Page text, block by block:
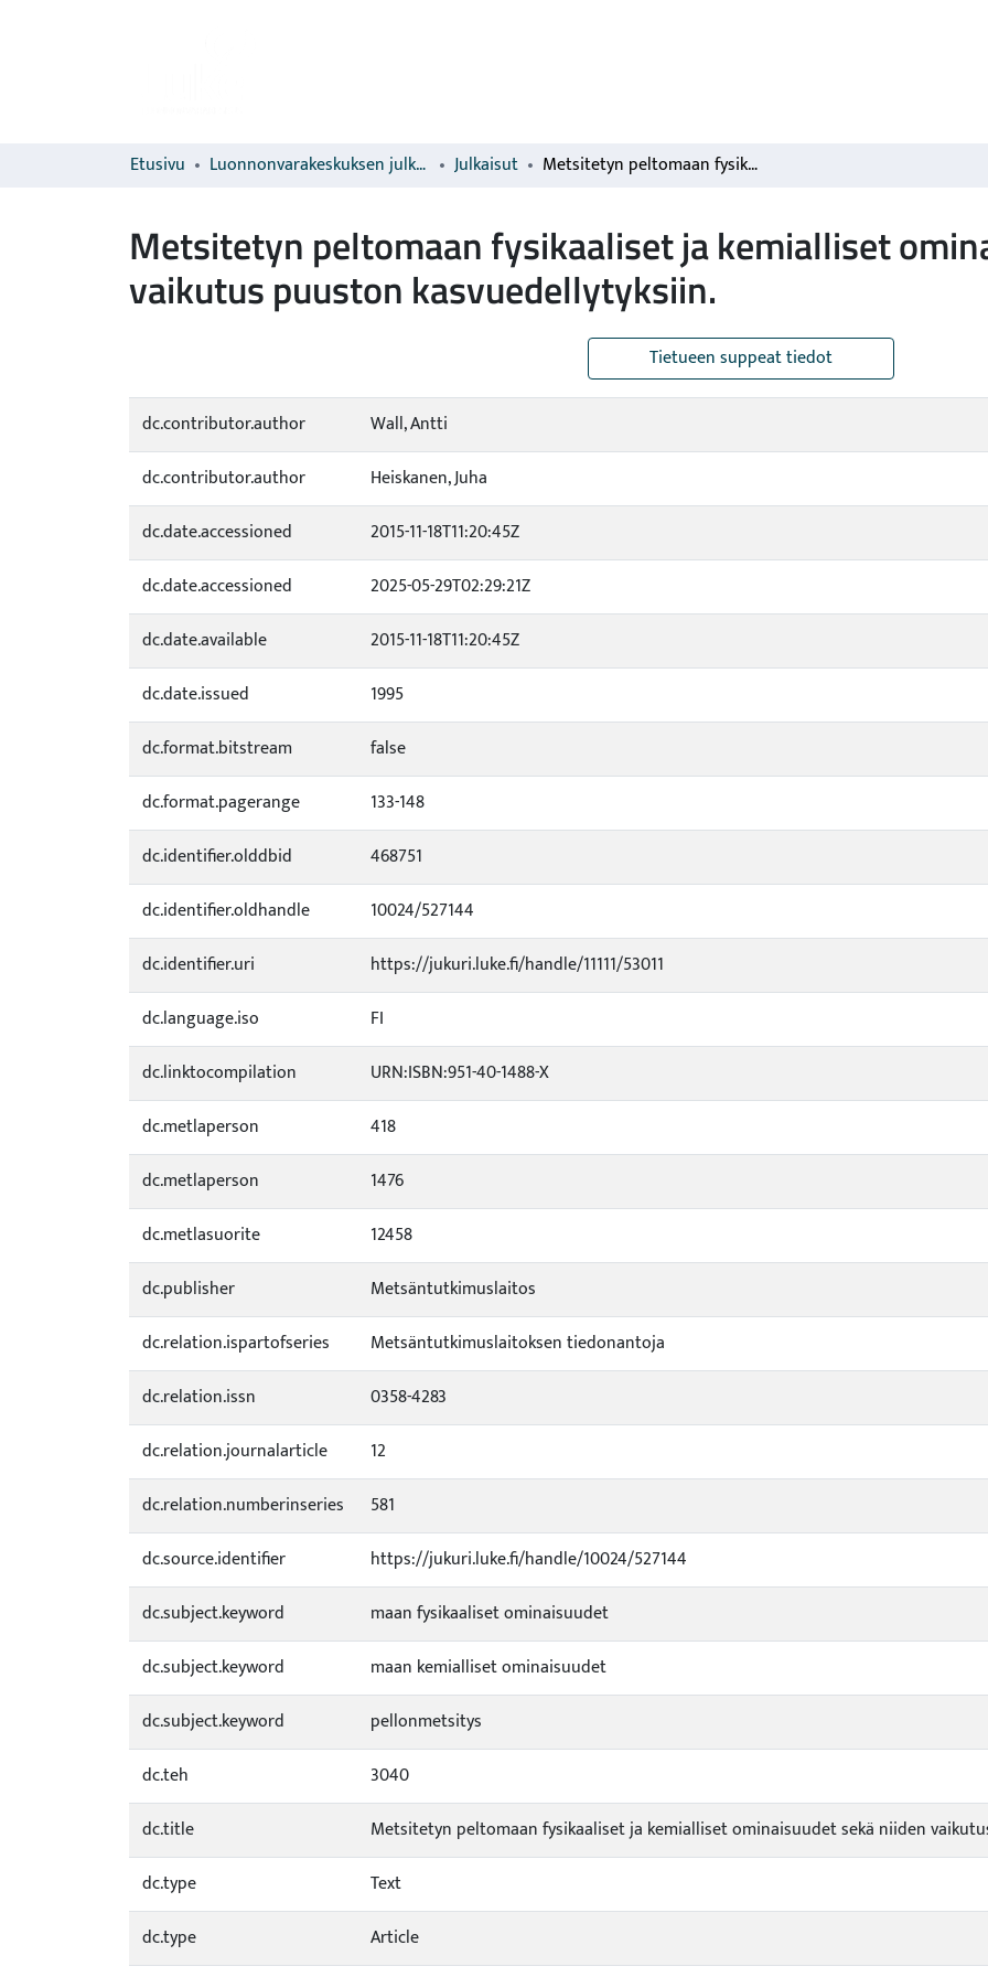
Etusivu Luonnonvarakeskuksen julkaisut Julkaisut Metsitetyn peltomaan fysikaaliset ja kemialliset ominaisuudet sekä niiden vaikutus puuston kasvuedellytyksiin.
Metsitetyn peltomaan fysikaaliset ja kemialliset
vaikutus puuston kasvuedellytyksiin.
Tietueen suppeat tiedot
dc.contributor.author
Wall, Antti
dc.contributor.author
Heiskanen, Juha
dc.date.accessioned
2015-11-18T11:20:45Z
dc.date.accessioned
2025-05-29T02:29:21Z
dc.date.available
2015-11-18T11:20:45Z
dc.date.issued
1995
dc.format.bitstream
false
dc.format.pagerange
133-148
dc.identifier.olddbid
468751
dc.identifier.oldhandle
10024/527144
dc.identifier.uri
https://jukuri.luke.fi/handle/11111/53011
dc.language.iso
FI
dc.linktocompilation
URN:ISBN:951-40-1488-X
dc.metlaperson
418
dc.metlaperson
1476
dc.metlasuorite
12458
dc.publisher
Metsäntutkimuslaitos
dc.relation.ispartofseries
Metsäntutkimuslaitoksen tiedonantoja
dc.relation.issn
0358-4283
dc.relation.journalarticle
12
dc.relation.numberinseries
581
dc.source.identifier
https://jukuri.luke.fi/handle/10024/527144
dc.subject.keyword
maan fysikaaliset ominaisuudet
dc.subject.keyword
maan kemialliset ominaisuudet
dc.subject.keyword
pellonmetsitys
dc.teh
3040
dc.title
Metsitetyn peltomaan fysikaaliset ja kemialliset ominaisuudet sekä niiden
dc.type
Text
dc.type
Article